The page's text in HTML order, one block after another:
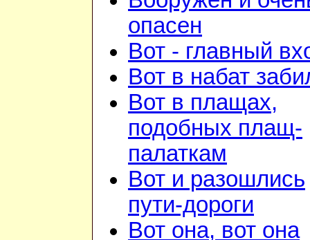
опасен
Вот - главный
Вот в набат
Вот в плащах,
подобных плащ-
палаткам
Вот и разошлись
пути-дороги
Вот она, вот она